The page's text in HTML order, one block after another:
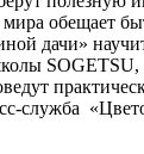
обещает
дачи»
SOGETSU,
служба